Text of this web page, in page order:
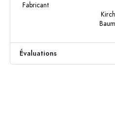
Fabricant
Évaluations